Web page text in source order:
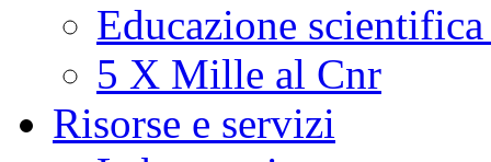
Educazione
5 X Mille al Cnr
Risorse e servizi